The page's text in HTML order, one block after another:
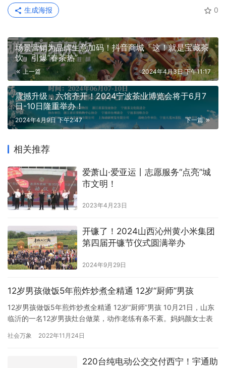
0
生成海报
场景营销为品牌生意加码！抖音商城「这！就是宝藏茶
饮」引爆“春茶热”
上一篇 2024年4月3日 下午11:17
震撼升级，六馆齐开！2024宁波茶业博览会将于6月7
日-10日隆重举办！
下一篇
2024年4月9日 下午2:47
相关推荐
爱萧山·爱亚运丨志愿服务“点亮”城
市文明！
2023年4月23日
开镰了！2024山西沁州黄小米集团
第四届开镰节仪式圆满举办
2024年9月29日
12岁男孩做饭5年煎炸炒煮全精通 12岁“厨师”男孩
12岁男孩做饭5年煎炸炒煮全精通 12岁“厨师”男孩 10月21日，山东
临沂的一名12岁男孩灶台做菜，动作老练有条不紊。妈妈颜女士表
很不错，平时他还主动承担家务，照顾弟弟，是个善良勤劳的暖
更重要的是为生活增加了更多乐趣。我记得第一次做饭是7…
社会万象 2022年11月24日
220台纯电动公交交付西宁！宇通助